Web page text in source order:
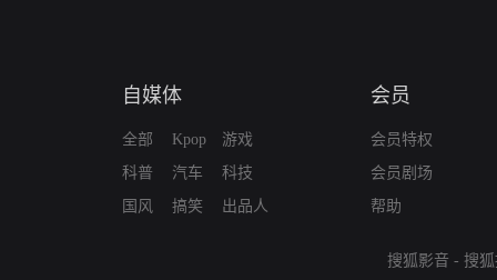
自媒体
全部
科普
国风
Kpop
汽车
搞笑
游戏
科技
出品人
会员
会员特权
会员剧场
帮助
搜狐影音 - 搜